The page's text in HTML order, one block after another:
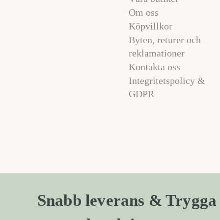
Om oss
Köpvillkor
Byten, returer och
reklamationer
Kontakta oss
Integritetspolicy &
GDPR
Snabb leverans & Trygga